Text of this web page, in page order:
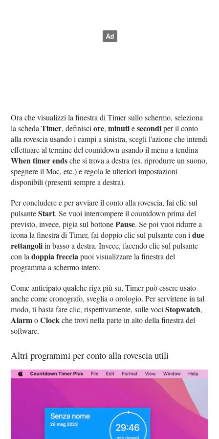
Ora che visualizzi la finestra di Timer sullo schermo, seleziona
la schedaTimer, definisciore,minutiesecondiper il conto
alla rovescia usando i campi a sinistra, scegli l'azione che intendi
effettuare al termine del countdown usando il menu a tendina
When timer endsche si trova a destra (es. riprodurre un suono,
spegnere il Mac, etc.) e regola le ulteriori impostazioni
disponibili (presenti sempre a destra).
Per concludere e per avviare il conto alla rovescia, fai clic sul
pulsanteStart. Se vuoi interrompere il countdown prima del
previsto, invece, pigia sul bottonePause. Se poi vuoi ridurre a
icona la finestra di Timer, fai doppio clic sul pulsante con idue
rettangoliin basso a destra. Invece, facendo clic sul pulsante
con ladoppia frecciapuoi visualizzare la finestra del
programma a schermo intero.
Come anticipato qualche riga più su, Timer può essere usato
anche come cronografo, sveglia o orologio. Per servirtene in tal
modo, ti basta fare clic, rispettivamente, sulle vociStopwatch,
AlarmoClockche trovi nella parte in alto della finestra del
software.
Altri programmi per conto alla rovescia utili